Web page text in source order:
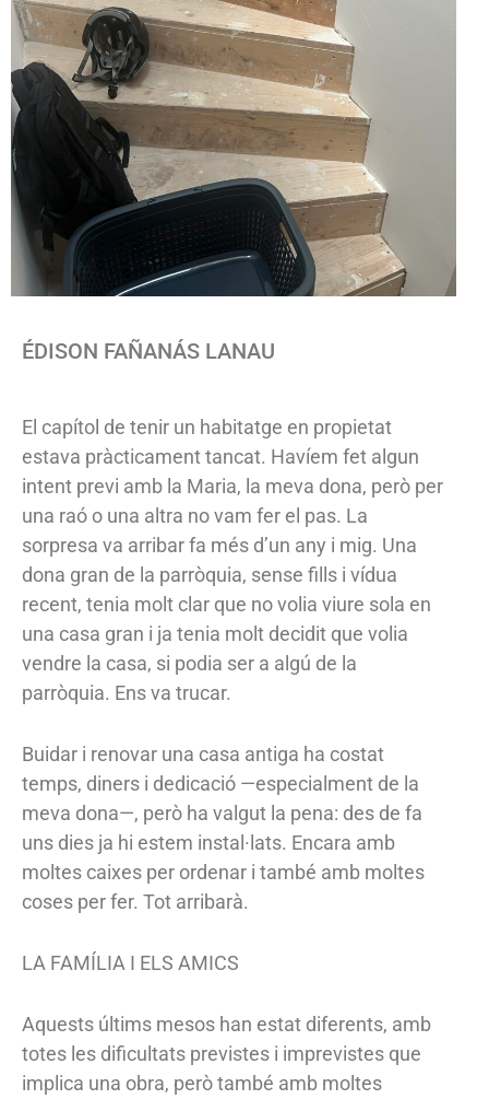
ÉDISON FAÑANÁS LANAU
El capítol de tenir un habitatge en propietat
estava pràcticament tancat. Havíem fet algun
intent previ amb la Maria, la meva dona, però per
una raó o una altra no vam fer el pas. La
sorpresa va arribar fa més d’un any i mig. Una
dona gran de la parròquia, sense fills i vídua
recent, tenia molt clar que no volia viure sola en
una casa gran i ja tenia molt decidit que volia
vendre la casa, si podia ser a algú de la
parròquia. Ens va trucar.
Buidar i renovar una casa antiga ha costat
temps, diners i dedicació —especialment de la
meva dona—, però ha valgut la pena: des de fa
uns dies ja hi estem instal·lats. Encara amb
moltes caixes per ordenar i també amb moltes
coses per fer. Tot arribarà.
LA FAMÍLIA I ELS AMICS
Aquests últims mesos han estat diferents, amb
totes les dificultats previstes i imprevistes que
implica una obra, però també amb moltes